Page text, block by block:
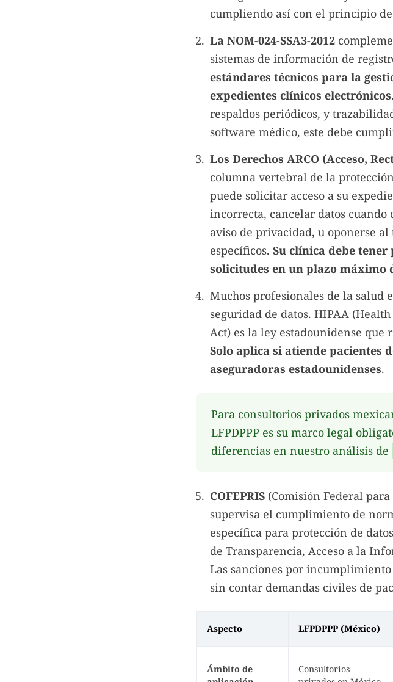
cumpliendo así con el principio
La NOM-024-SSA3-2012
sistemas de información de
estándares técnicos para la
expedientes clínicos electrónicos
respaldos periódicos, y
software médico, este debe
Los Derechos ARCO (Acceso,
columna vertebral de la
puede solicitar acceso a su
incorrecta, cancelar datos
aviso de privacidad, u oponerse
específicos. Su clínica debe
solicitudes en un plazo máximo
Muchos profesionales de la salud
seguridad de datos. HIPAA
Act) es la ley estadounidense
Solo aplica si atiende pacientes
aseguradoras estadounidenses.
Para consultorios privados
LFPDPPP es su marco legal
diferencias en nuestro análisis de
COFEPRIS (Comisión Federal
supervisa el cumplimiento de
específica para protección de
de Transparencia, Acceso a la
Las sanciones por
sin contar demandas civiles de
Aspecto LFPDPPP (México)
Ámbito de
Consultorios